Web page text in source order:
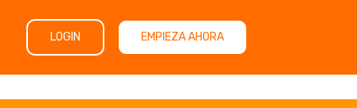
LOGIN EMPIEZA AHORA